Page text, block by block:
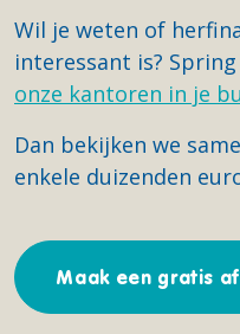
Wil je weten of
interessant is?
onze kantoren in je
Dan bekijken we
enkele duizenden
Maak een gratis